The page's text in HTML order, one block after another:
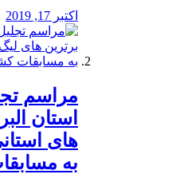
اکتبر 17, 2019
مراسم
استان
های
به